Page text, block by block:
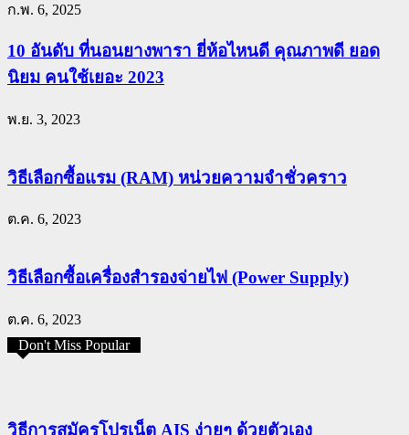
ก.พ. 6, 2025
10 อันดับ ที่นอนยางพารา ยี่ห้อไหนดี คุณภาพดี ยอด
นิยม คนใช้เยอะ 2023
พ.ย. 3, 2023
วิธีเลือกซื้อแรม (RAM) หน่วยความจำชั่วคราว
ต.ค. 6, 2023
วิธีเลือกซื้อเครื่องสำรองจ่ายไฟ (Power Supply)
ต.ค. 6, 2023
Don't Miss Popular
วิธีการสมัครโปรเน็ต AIS ง่ายๆ ด้วยตัวเอง